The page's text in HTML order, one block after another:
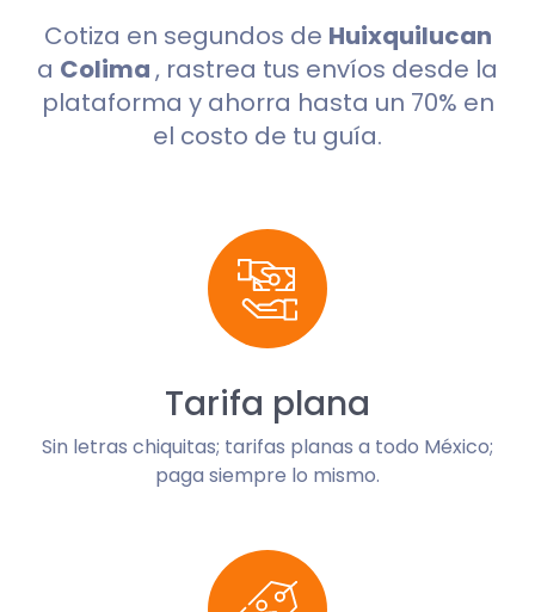
Cotiza en segundos de Huixquilucan
a Colima, rastrea tus envíos desde la
plataforma y ahorra hasta un 70% en
el costo de tu guía.
Tarifa plana
Sin letras chiquitas; tarifas planas a todo México;
paga siempre lo mismo.